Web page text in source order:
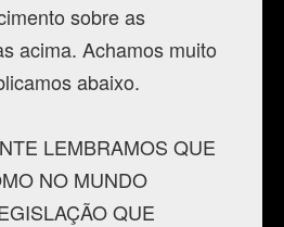
sobre as
acima. Achamos muito
abaixo.
LEMBRAMOS QUE
NO MUNDO
QUE